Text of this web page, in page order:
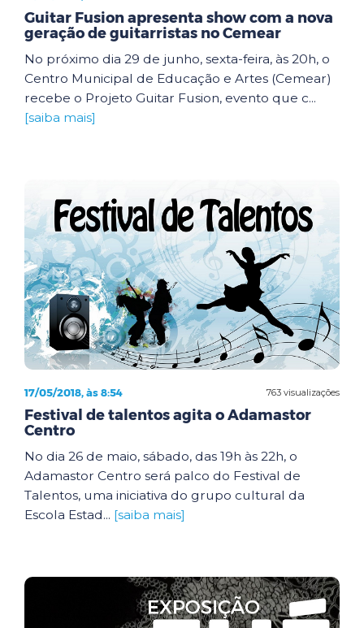
Guitar Fusion apresenta show com a nova
geração de guitarristas no Cemear
No próximo dia 29 de junho, sexta-feira, às 20h, o
Centro Municipal de Educação e Artes (Cemear)
recebe o Projeto Guitar Fusion, evento que c...
[saiba mais]
763 visualizações
17/05/2018, às 8:54
Festival de talentos agita o Adamastor
Centro
No dia 26 de maio, sábado, das 19h às 22h, o
Adamastor Centro será palco do Festival de
Talentos, uma iniciativa do grupo cultural da
Escola Estad... [saiba mais]